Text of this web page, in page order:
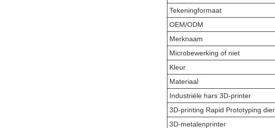
Tekeningformaat
OEM/ODM
Merknaam
Microbewerking of niet
Kleur
Materiaal
Industriële hars 3D-printer
3D-printing Rapid Prototyping
3D-metalenprinter